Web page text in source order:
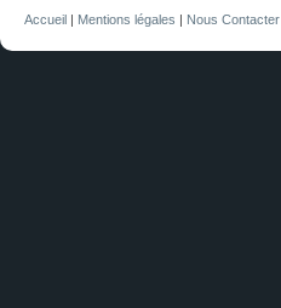
Accueil | Mentions légales | Nous Contacter